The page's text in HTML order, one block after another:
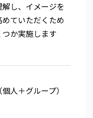
し、イメージを
ていただくため
か実施します
人＋グループ）